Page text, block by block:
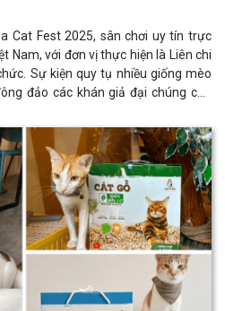
Cat Fest 2025, sân chơi uy tín trực
Nam, với đơn vị thực hiện là Liên chi
Sự kiện quy tụ nhiều giống mèo
đảo các khán giả đại chúng cho
bị kỹ lưỡng trước khi bước vào vòng
Cát Gỗ Catfee hân hạnh là nhà tài
cát mèo hữu cơ chất lượng, an toàn
Cát gỗ Catfee đã nhận được sự
quan Lễ hội.